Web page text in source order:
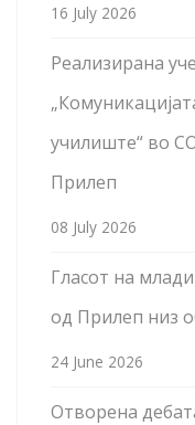
16 July 2026
Реализирана
училиште“ во
Прилеп
08 July 2026
Гласот на
од Прилеп низ
24 June 2026
Отворена